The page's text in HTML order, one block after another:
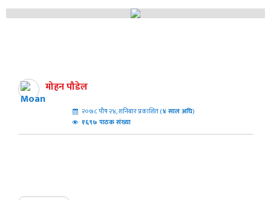
मोहन पौडेल
२०७८ पौष २४, शनिबार प्रकाशित (४ साल अघि)
१६९७ पाठक संख्या